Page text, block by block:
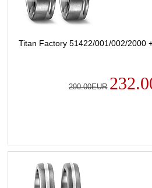
Titan Factory 51422/001/002/2000
290.00EUR